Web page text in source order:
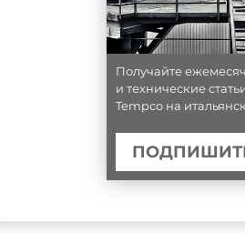
Получайте
и технические
Tempco на